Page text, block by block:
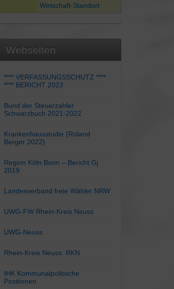
Wirtschaft-Standort
Webseiten
**** VERFASSUNGSSCHUTZ ****
**** BERICHT 2023
Bund der Steuerzahler
Schwarzbuch 2021-2022
Krankenhausstudie (Roland
Berger 2022)
Region Köln Bonn – Bericht Gj
2019
Landesverband freie Wähler NRW
UWG-FW Rhein-Kreis Neuss
UWG-Neuss
Rhein-Kreis Neuss: RKN
IHK Kommunalpolitische
Positionen